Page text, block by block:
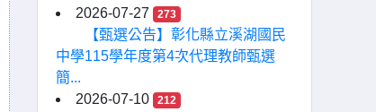
2026-07-27
273
【甄選公告】彰化縣立溪湖國民
中學115學年度第4次代理教師甄選
簡...
2026-07-10
212